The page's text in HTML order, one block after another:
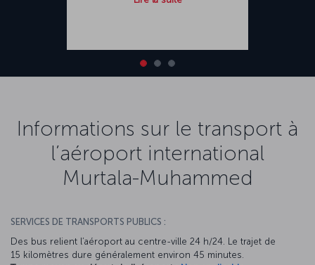
Informations sur le transport à
l’aéroport international
Murtala-Muhammed
SERVICES DE TRANSPORTS PUBLICS :
Des bus relient l’aéroport au centre-ville 24 h/24. Le trajet de
15 kilomètres dure généralement environ 45 minutes.